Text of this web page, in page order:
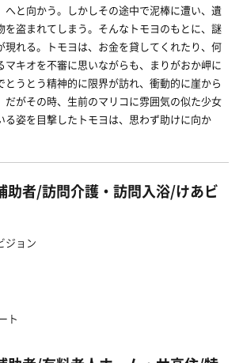
へと向かう。しかしその途中で泥棒に遭い、遺
を盗まれてしまう。そんなトモヨのもとに、謎
現れる。トモヨは、お金を貸してくれたり、何
マキオを不審に思いながらも、まりがおか岬に
とうとう精神的に限界が訪れ、衝動的に崖から
だがその時、生前のマリコに雰囲気の似た少女
る姿を目撃したトモヨは、思わず助けに向か
助者/訪問介護・訪問入浴/けあビ
ジョン
ト